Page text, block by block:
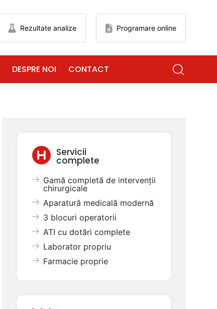
Rezultate analize Programare online
DESPRE NOI CONTACT
Servicii
complete
Gamă completă de intervenții
chirurgicale
Aparatură medicală modernă
3 blocuri operatorii
ATI cu dotări complete
Laborator propriu
Farmacie proprie